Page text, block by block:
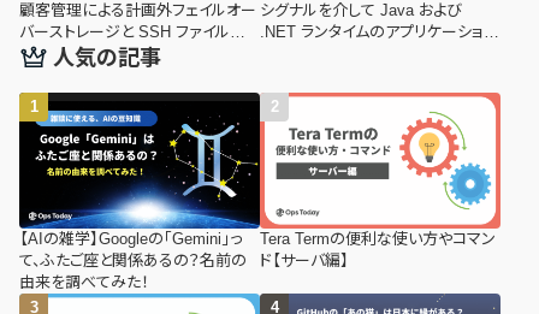
顧客管理による計画外フェイルオー
バーストレージと SSH ファイル転
送プロトコル
シグナルを介して Java および
.NET ランタイムのアプリケーション
人気の記事
【AIの雑学】Googleの「Gemini」っ
て、ふたご座と関係あるの？名前の
由来を調べてみた！
Tera Termの便利な使い方やコマン
ド【サーバ編】